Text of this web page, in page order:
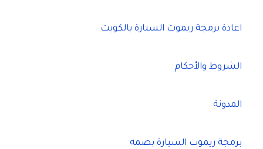
اعادة برمجة ريموت السيارة بالكويت
الشروط والأحكام
المدونة
برمجة ريموت السيارة بصمه